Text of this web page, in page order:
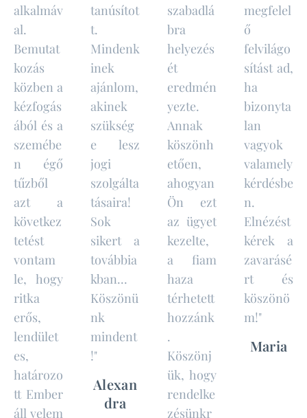
alkalmáv
al.
Bemutat
kozás
közben a
kézfogás
ából és a
szemébe
n égő
tűzből
azt a
következ
tetést
vontam
le, hogy
ritka
erős,
lendület
es,
határozo
tt Ember
áll velem
tanúsítot
t.
Mindenk
inek
ajánlom,
akinek
szükség
e lesz
jogi
szolgálta
tásaira!
Sok
sikert a
továbbia
kban...
Köszönü
nk
mindent
!"
Alexan
dra
szabadlá
bra
helyezés
ét
eredmén
yezte.
Annak
köszönh
etően,
ahogyan
Ön ezt
az ügyet
kezelte,
a fiam
haza
térhetett
hozzánk
.
Köszönj
ük, hogy
rendelke
zésünkr
megfelel
ő
felvilágo
sítást ad,
ha
bizonyta
lan
vagyok
valamely
kérdésbe
n.
Elnézést
kérek a
zavarásé
rt és
köszönö
m!"
Maria